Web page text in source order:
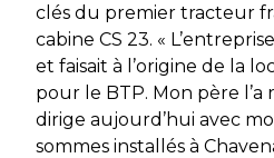
clés du premier tracteur
cabine CS 23. «
et faisait à l’origine de la
pour le BTP. Mon père l’a
dirige aujourd’hui avec
sommes installés à